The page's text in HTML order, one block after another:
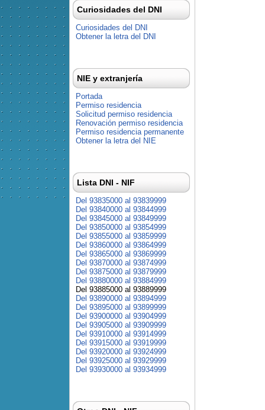
Curiosidades del DNI
Curiosidades del DNI
Obtener la letra del DNI
NIE y extranjería
Portada
Permiso residencia
Solicitud permiso residencia
Renovación permiso residencia
Permiso residencia permanente
Obtener la letra del NIE
Lista DNI - NIF
Del 93835000 al 93839999
Del 93840000 al 93844999
Del 93845000 al 93849999
Del 93850000 al 93854999
Del 93855000 al 93859999
Del 93860000 al 93864999
Del 93865000 al 93869999
Del 93870000 al 93874999
Del 93875000 al 93879999
Del 93880000 al 93884999
Del 93885000 al 93889999
Del 93890000 al 93894999
Del 93895000 al 93899999
Del 93900000 al 93904999
Del 93905000 al 93909999
Del 93910000 al 93914999
Del 93915000 al 93919999
Del 93920000 al 93924999
Del 93925000 al 93929999
Del 93930000 al 93934999